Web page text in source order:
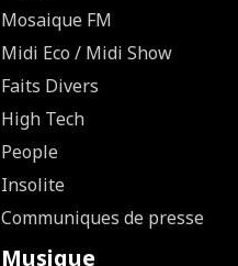
Mosaique FM
Midi Eco / Midi Show
Faits Divers
High Tech
People
Insolite
Communiques de presse
Musique